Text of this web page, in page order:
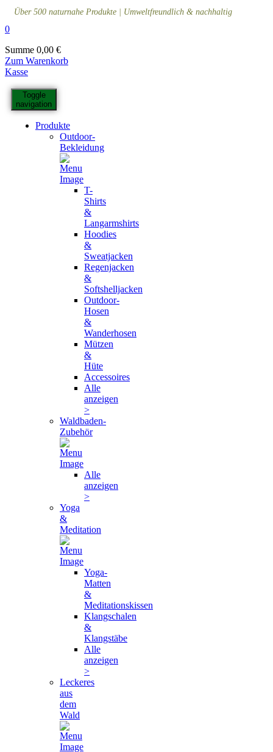
Über 500 naturnahe Produkte | Umweltfreundlich & nachhaltig
0
Summe 0,00 €
Zum Warenkorb
Kasse
Toggle
navigation
Produkte
Outdoor-
Bekleidung
T-
Shirts
&
Langarmshirts
Hoodies
&
Sweatjacken
Regenjacken
&
Softshelljacken
Outdoor-
Hosen
&
Wanderhosen
Mützen
&
Hüte
Accessoires
Alle
anzeigen
>
Waldbaden-
Zubehör
Alle
anzeigen
>
Yoga
&
Meditation
Yoga-
Matten
&
Meditationskissen
Klangschalen
&
Klangstäbe
Alle
anzeigen
>
Leckeres
aus
dem
Wald